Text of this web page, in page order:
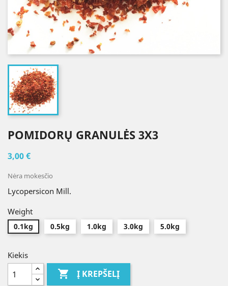
POMIDORŲ GRANULĖS 3X3
3,00 €
Nėra mokesčio
Lycopersicon Mill.
Weight
0.1kg 0.5kg 1.0kg 3.0kg 5.0kg
Kiekis
 Į KREPŠELĮ